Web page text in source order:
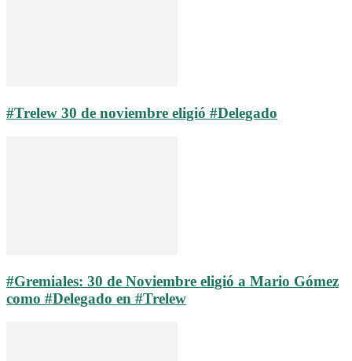
#Trelew 30 de noviembre eligió #Delegado
#Gremiales: 30 de Noviembre eligió a Mario Gómez
como #Delegado en #Trelew